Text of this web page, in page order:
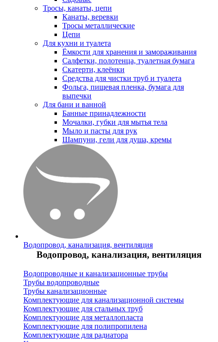
Тросы, канаты, цепи
Канаты, веревки
Тросы металлические
Цепи
Для кухни и туалета
Ёмкости для хранения и замораживания
Салфетки, полотенца, туалетная бумага
Скатерти, клеёнки
Средства для чистки труб и туалета
Фольга, пищевая пленка, бумага для
выпечки
Для бани и ванной
Банные принадлежности
Мочалки, губки для мытья тела
Мыло и пасты для рук
Шампуни, гели для душа, кремы
Водопровод, канализация, вентиляция
Водопровод, канализация, вентиляция
Водопроводные и канализационные трубы
Трубы водопроводные
Трубы канализационные
Комплектующие для канализационной системы
Комплектующие для стальных труб
Комплектующие для металлопласта
Комплектующие для полипропилена
Комплектующие для радиатора